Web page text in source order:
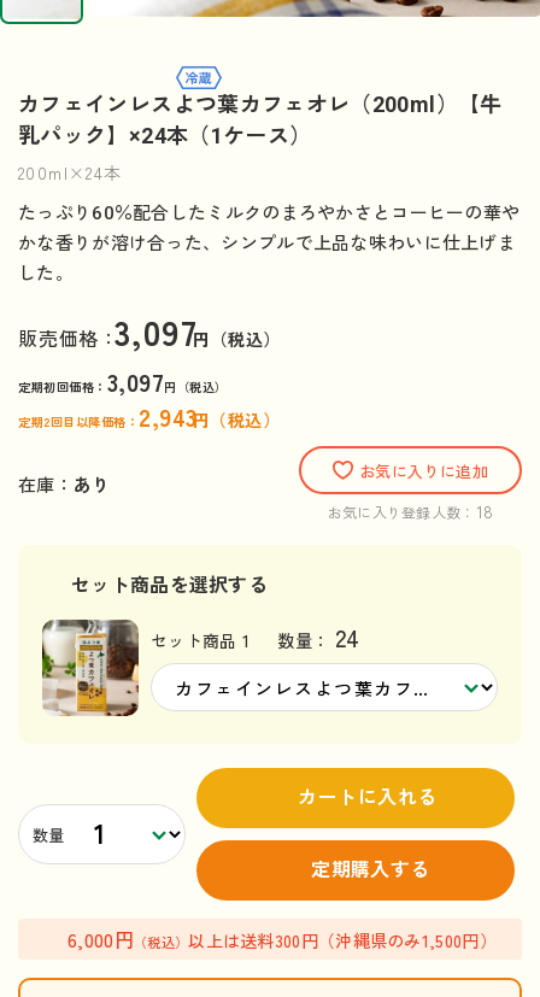
カフェインレスよつ葉カフェオレ（200ml）【牛
乳パック】×24本（1ケース）
200ml×24本
たっぷり60％配合したミルクのまろやかさとコーヒーの華や
かな香りが溶け合った、シンプルで上品な味わいに仕上げま
した。
販売価格：3,097円（税込）
定期初回価格： 3,097円（税込）
定期2回目以降価格： 2,943円（税込）
在庫： あり
お気に入りに追加
お気に入り登録人数： 18
セット商品を選択する
セット商品 1 数量： 24
数量
カートに入れる
定期購入する
6,000円 （税込）以上は送料300円（沖縄県のみ1,500円）